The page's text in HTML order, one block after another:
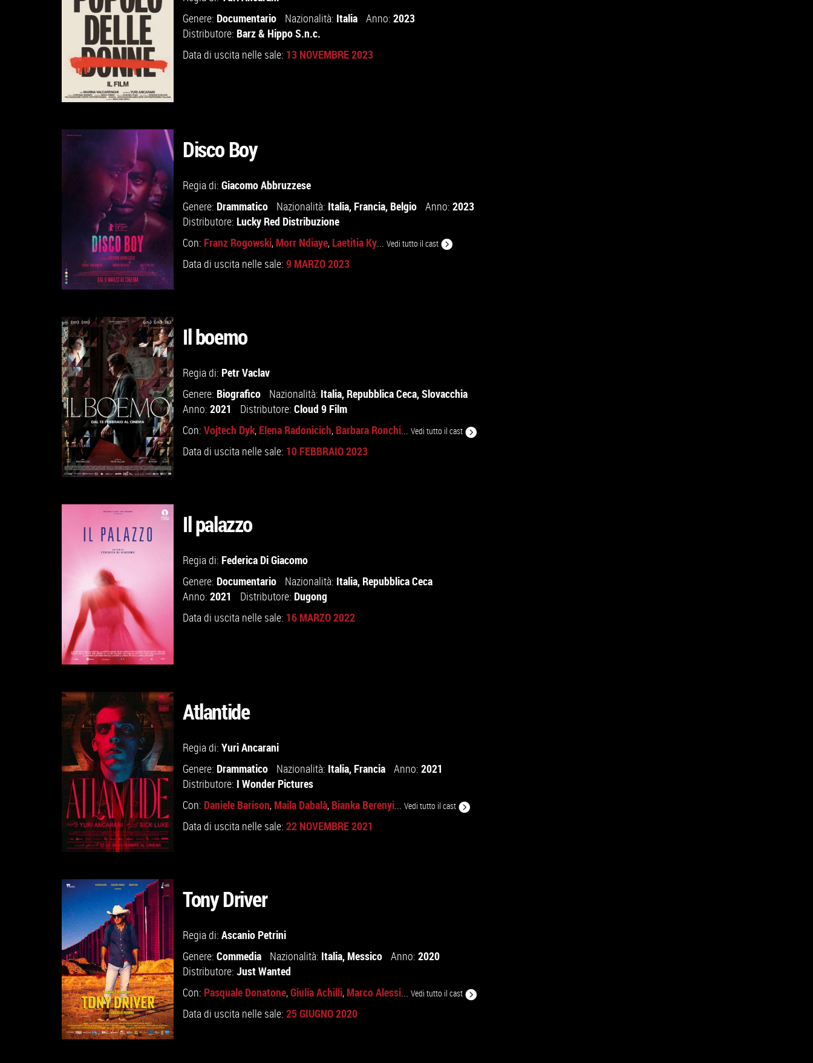
VAI ALLA SCHEDA
GUARDA IL TRAILER
VAI ALLA SCHEDA
Genere: Documentario Nazionalità: Italia Anno: 2023
Distributore: Barz & Hippo S.n.c.
Data di uscita nelle sale: 13 NOVEMBRE 2023
GUARDA IL TRAILER
VAI ALLA SCHEDA
Disco Boy
Regia di: Giacomo Abbruzzese
Genere: Drammatico Nazionalità: Italia, Francia, Belgio Anno: 2023
Distributore: Lucky Red Distribuzione
Con: Franz Rogowski, Morr Ndiaye, Laetitia Ky... Vedi tutto il cast
Data di uscita nelle sale: 9 MARZO 2023
GUARDA IL TRAILER
VAI ALLA SCHEDA
Il boemo
Regia di: Petr Vaclav
Genere: Biografico Nazionalità: Italia, Repubblica Ceca,Slovacchia
Anno: 2021 Distributore: Cloud 9 Film
Con: Vojtech Dyk, Elena Radonicich, Barbara Ronchi... Vedi tutto il cast
Data di uscita nelle sale: 10 FEBBRAIO 2023
VAI ALLA SCHEDA
Il palazzo
Regia di: Federica Di Giacomo
Genere: Documentario Nazionalità: Italia, Repubblica Ceca
Anno: 2021 Distributore: Dugong
Data di uscita nelle sale: 16 MARZO 2022
GUARDA IL TRAILER
VAI ALLA SCHEDA
Atlantide
Regia di: Yuri Ancarani
Genere: Drammatico Nazionalità: Italia, Francia Anno: 2021
Distributore: I Wonder Pictures
Con: Daniele Barison, Maila Dabalà, Bianka Berenyi... Vedi tutto il cast
Data di uscita nelle sale: 22 NOVEMBRE 2021
Tony Driver
Regia di: Ascanio Petrini
Genere: Commedia Nazionalità: Italia, Messico Anno: 2020
Distributore: Just Wanted
Con: Pasquale Donatone,Giulia Achilli, Marco Alessi... Vedi tutto il cast
Data di uscita nelle sale: 25 GIUGNO 2020